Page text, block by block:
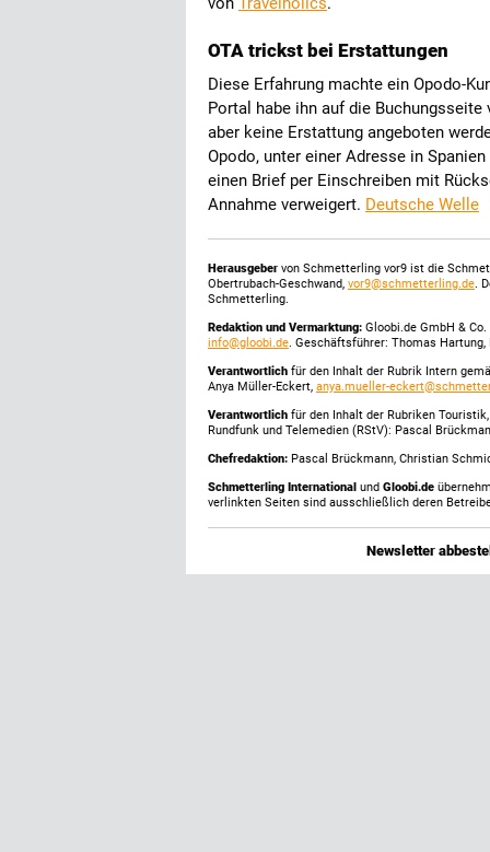
OTA trickst bei Erstattungen
Diese Erfahrung machte ein Opodo-
Portal habe ihn auf die
aber keine Erstattung angeboten
Opodo, unter einer Adresse in
einen Brief per Einschreiben mit
Annahme verweigert. Deutsche Welle
Herausgeber von Schmetterling vor9 ist die
Obertrubach-Geschwand, vor9@schmetterling.de.
Schmetterling.
Redaktion und Vermarktung: Gloobi.de GmbH &
info@gloobi.de. Geschäftsführer: Thomas
Verantwortlich für den Inhalt der Rubrik Intern
Anya Müller-Eckert, anya.mueller-
Verantwortlich für den Inhalt der Rubriken
Rundfunk und Telemedien (RStV): Pascal
Chefredaktion: Pascal Brückmann, Christian
Schmetterling International und Gloobi.de
verlinkten Seiten sind ausschließlich deren
Newsletter